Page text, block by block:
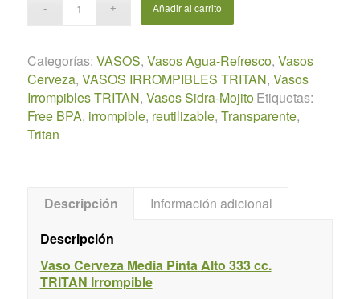
Añadir al carrito
Categorías: VASOS, Vasos Agua-Refresco, Vasos
Cerveza, VASOS IRROMPIBLES TRITAN, Vasos
Irrompibles TRITAN, Vasos Sidra-MojitoEtiquetas:
Free BPA, irrompible, reutilizable, Transparente,
Tritan
Descripción
Información adicional
Descripción
Vaso Cerveza Media Pinta Alto 333 cc.
TRITAN Irrompible